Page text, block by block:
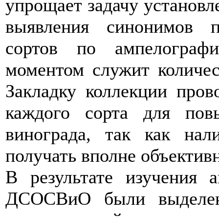
упрощает задачу
выявления синонимов
сортов по
моментом служит
Закладку коллекции
каждого сорта для
винограда, так как
получать вполне
В результате изучения
ДСОСВиО были